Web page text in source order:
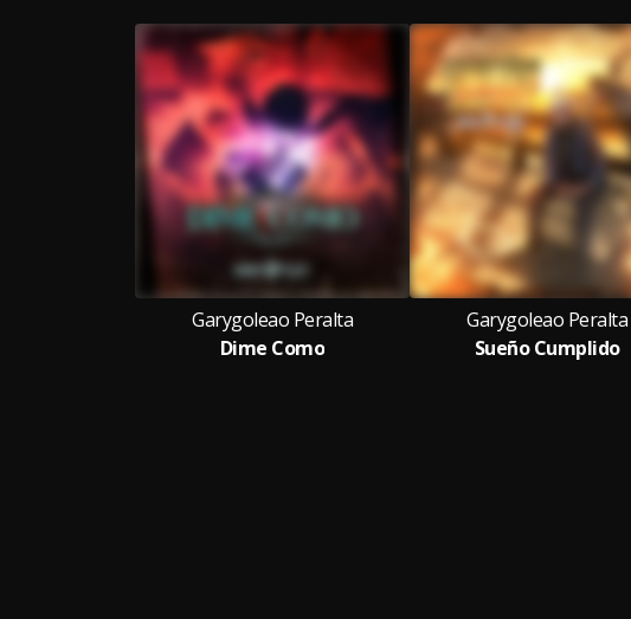
Garygoleao Peralta
Dime Como
Garygoleao Peralta
Sueño Cumplido